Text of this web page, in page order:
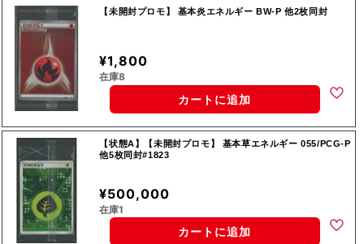
【未開封プロモ】 基本炎エネルギー BW-P 他2枚同封
¥1,800
在庫8
カートに追加
【状態A】【未開封プロモ】 基本草エネルギー 055/PCG-P
他5枚同封#1823
¥500,000
在庫1
カートに追加